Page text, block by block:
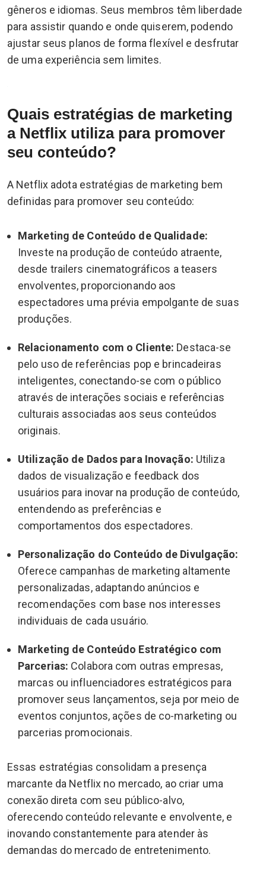
gêneros e idiomas. Seus membros têm liberdade
para assistir quando e onde quiserem, podendo
ajustar seus planos de forma flexível e desfrutar
de uma experiência sem limites.
Quais estratégias de marketing
a Netflix utiliza para promover
seu conteúdo?
A Netflix adota estratégias de marketing bem
definidas para promover seu conteúdo:
Marketing de Conteúdo de Qualidade:
Investe na produção de conteúdo atraente,
desde trailers cinematográficos a teasers
envolventes, proporcionando aos
espectadores uma prévia empolgante de suas
produções.
Relacionamento com o Cliente: Destaca-se
pelo uso de referências pop e brincadeiras
inteligentes, conectando-se com o público
através de interações sociais e referências
culturais associadas aos seus conteúdos
originais.
Utilização de Dados para Inovação: Utiliza
dados de visualização e feedback dos
usuários para inovar na produção de conteúdo,
entendendo as preferências e
comportamentos dos espectadores.
Personalização do Conteúdo de Divulgação:
Oferece campanhas de marketing altamente
personalizadas, adaptando anúncios e
recomendações com base nos interesses
individuais de cada usuário.
Marketing de Conteúdo Estratégico com
Parcerias: Colabora com outras empresas,
marcas ou influenciadores estratégicos para
promover seus lançamentos, seja por meio de
eventos conjuntos, ações de co-marketing ou
parcerias promocionais.
Essas estratégias consolidam a presença
marcante da Netflix no mercado, ao criar uma
conexão direta com seu público-alvo,
oferecendo conteúdo relevante e envolvente, e
inovando constantemente para atender às
demandas do mercado de entretenimento.